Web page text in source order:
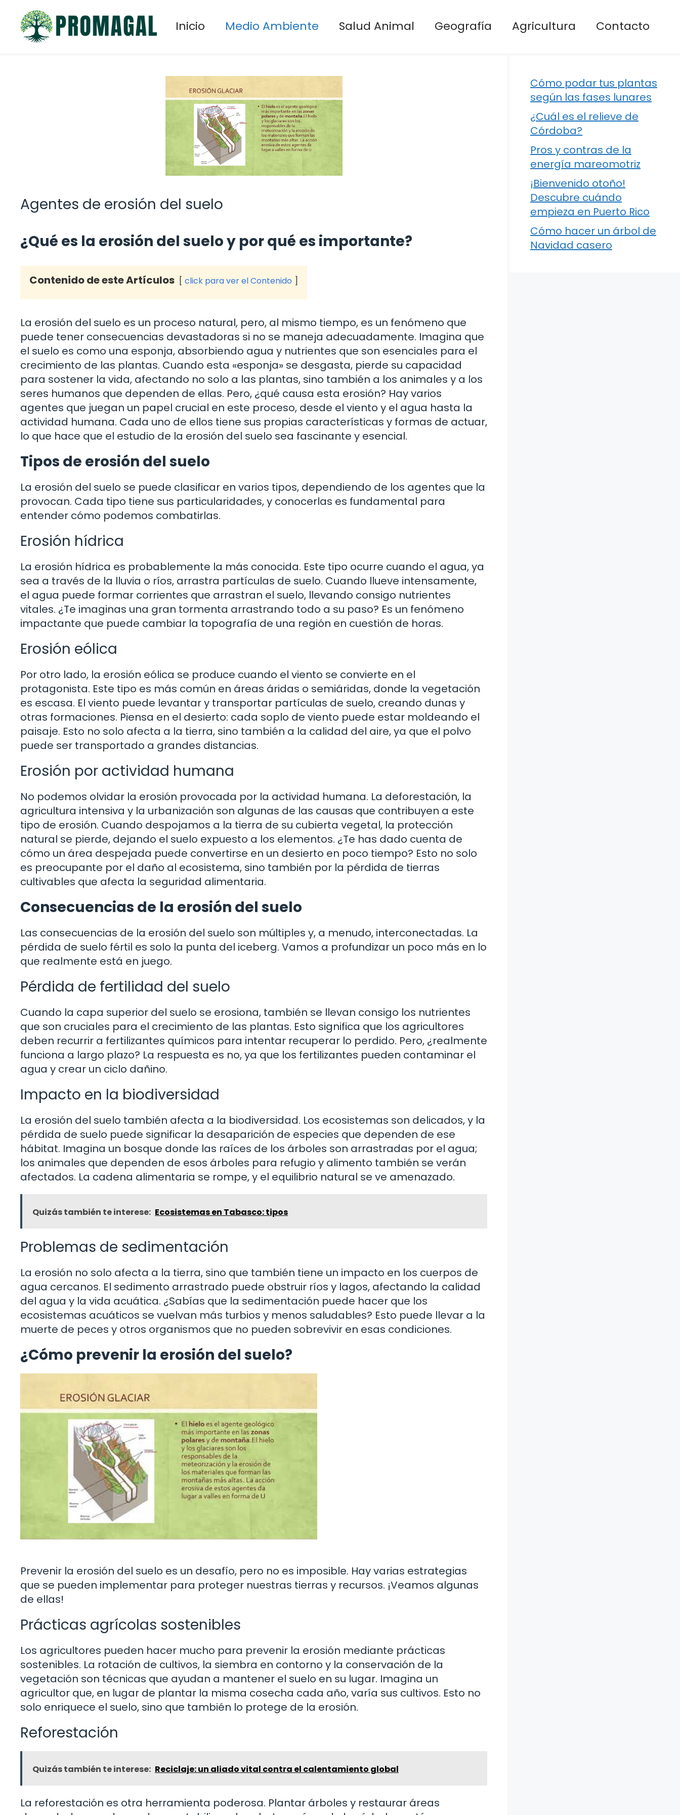
contenido
Inicio Medio Ambiente Salud Animal Geografía Agricultura Contacto
Agentes de erosión del suelo
¿Qué es la erosión del suelo y por qué es importante?
Contenido de este Artículos click para ver el Contenido
La erosión del suelo es un proceso natural, pero, al mismo tiempo, es un fenómeno que
puede tener consecuencias devastadoras si no se maneja adecuadamente. Imagina que
el suelo es como una esponja, absorbiendo agua y nutrientes que son esenciales para el
crecimiento de las plantas. Cuando esta «esponja» se desgasta, pierde su capacidad
para sostener la vida, afectando no solo a las plantas, sino también a los animales y a los
seres humanos que dependen de ellas. Pero, ¿qué causa esta erosión? Hay varios
agentes que juegan un papel crucial en este proceso, desde el viento y el agua hasta la
actividad humana. Cada uno de ellos tiene sus propias características y formas de actuar,
lo que hace que el estudio de la erosión del suelo sea fascinante y esencial.
Tipos de erosión del suelo
La erosión del suelo se puede clasificar en varios tipos, dependiendo de los agentes que la
provocan. Cada tipo tiene sus particularidades, y conocerlas es fundamental para
entender cómo podemos combatirlas.
Erosión hídrica
La erosión hídrica es probablemente la más conocida. Este tipo ocurre cuando el agua, ya
sea a través de la lluvia o ríos, arrastra partículas de suelo. Cuando llueve intensamente,
el agua puede formar corrientes que arrastran el suelo, llevando consigo nutrientes
vitales. ¿Te imaginas una gran tormenta arrastrando todo a su paso? Es un fenómeno
impactante que puede cambiar la topografía de una región en cuestión de horas.
Erosión eólica
Por otro lado, la erosión eólica se produce cuando el viento se convierte en el
protagonista. Este tipo es más común en áreas áridas o semiáridas, donde la vegetación
es escasa. El viento puede levantar y transportar partículas de suelo, creando dunas y
otras formaciones. Piensa en el desierto: cada soplo de viento puede estar moldeando el
paisaje. Esto no solo afecta a la tierra, sino también a la calidad del aire, ya que el polvo
puede ser transportado a grandes distancias.
Erosión por actividad humana
No podemos olvidar la erosión provocada por la actividad humana. La deforestación, la
agricultura intensiva y la urbanización son algunas de las causas que contribuyen a este
tipo de erosión. Cuando despojamos a la tierra de su cubierta vegetal, la protección
natural se pierde, dejando el suelo expuesto a los elementos. ¿Te has dado cuenta de
cómo un área despejada puede convertirse en un desierto en poco tiempo? Esto no solo
es preocupante por el daño al ecosistema, sino también por la pérdida de tierras
cultivables que afecta la seguridad alimentaria.
Consecuencias de la erosión del suelo
Las consecuencias de la erosión del suelo son múltiples y, a menudo, interconectadas. La
pérdida de suelo fértil es solo la punta del iceberg. Vamos a profundizar un poco más en lo
que realmente está en juego.
Pérdida de fertilidad del suelo
Cuando la capa superior del suelo se erosiona, también se llevan consigo los nutrientes
que son cruciales para el crecimiento de las plantas. Esto significa que los agricultores
deben recurrir a fertilizantes químicos para intentar recuperar lo perdido. Pero, ¿realmente
funciona a largo plazo? La respuesta es no, ya que los fertilizantes pueden contaminar el
agua y crear un ciclo dañino.
Impacto en la biodiversidad
La erosión del suelo también afecta a la biodiversidad. Los ecosistemas son delicados, y la
pérdida de suelo puede significar la desaparición de especies que dependen de ese
hábitat. Imagina un bosque donde las raíces de los árboles son arrastradas por el agua;
los animales que dependen de esos árboles para refugio y alimento también se verán
afectados. La cadena alimentaria se rompe, y el equilibrio natural se ve amenazado.
Quizás también te interese: Ecosistemas en Tabasco: tipos
Problemas de sedimentación
La erosión no solo afecta a la tierra, sino que también tiene un impacto en los cuerpos de
agua cercanos. El sedimento arrastrado puede obstruir ríos y lagos, afectando la calidad
del agua y la vida acuática. ¿Sabías que la sedimentación puede hacer que los
ecosistemas acuáticos se vuelvan más turbios y menos saludables? Esto puede llevar a la
muerte de peces y otros organismos que no pueden sobrevivir en esas condiciones.
¿Cómo prevenir la erosión del suelo?
Prevenir la erosión del suelo es un desafío, pero no es imposible. Hay varias estrategias
que se pueden implementar para proteger nuestras tierras y recursos. ¡Veamos algunas
de ellas!
Prácticas agrícolas sostenibles
Los agricultores pueden hacer mucho para prevenir la erosión mediante prácticas
sostenibles. La rotación de cultivos, la siembra en contorno y la conservación de la
vegetación son técnicas que ayudan a mantener el suelo en su lugar. Imagina un
agricultor que, en lugar de plantar la misma cosecha cada año, varía sus cultivos. Esto no
solo enriquece el suelo, sino que también lo protege de la erosión.
Reforestación
Quizás también te interese: Reciclaje: un aliado vital contra el calentamiento global
La reforestación es otra herramienta poderosa. Plantar árboles y restaurar áreas
Cómo podar tus plantas
según las fases lunares
¿Cuál es el relieve de
Córdoba?
Pros y contras de la
energía mareomotriz
¡Bienvenido otoño!
Descubre cuándo
empieza en Puerto Rico
Cómo hacer un árbol de
Navidad casero